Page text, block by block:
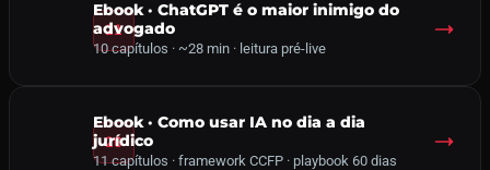
Ebook · ChatGPT é o maior inimigo do
advogado
10 capítulos · ~28 min · leitura pré-live
Ebook · Como usar IA no dia a dia
jurídico
11 capítulos · framework CCFP · playbook 60 dias